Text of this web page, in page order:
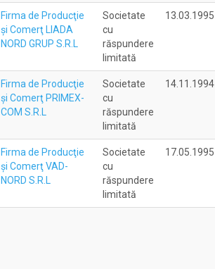
Firma de Producţie
şi Comerţ LIADA
NORD GRUP S.R.L
Societate
cu
răspundere
limitată
13.03.1995
Firma de Producţie
şi Comerţ PRIMEX-
COM S.R.L
Societate
cu
răspundere
limitată
14.11.1994
Firma de Producţie
şi Comerţ VAD-
NORD S.R.L
Societate
cu
răspundere
limitată
17.05.1995